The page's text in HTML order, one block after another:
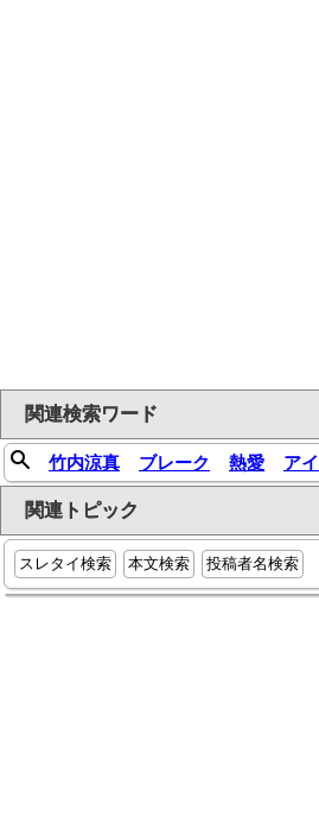
関連検索ワード
竹内涼真 ブレーク 熱愛 ア
関連トピック
スレタイ検索 本文検索 投稿者名検索